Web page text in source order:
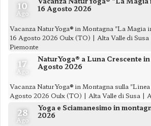
10
Ago 16 Agosto 2026
Vacanza NaturYoga® in Montagna "La Magia
16 Agosto 2026 Oulx (TO) | Alta Valle di
Piemonte
17
Ago
NaturYoga® a Luna Crescente
Agosto 2026
Vacanza NaturYoga® in Montagna sulla "Linea
Agosto 2026 Oulx (TO) | Alta Valle di Susa |
28
Ago
Yoga e Sciamanesimo in
2026